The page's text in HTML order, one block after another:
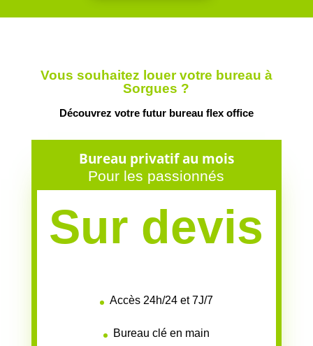
Vous souhaitez louer votre bureau à
Sorgues ?
Découvrez votre futur bureau flex office
Bureau privatif au mois
Pour les passionnés
Sur devis
Accès 24h/24 et 7J/7
Bureau clé en main